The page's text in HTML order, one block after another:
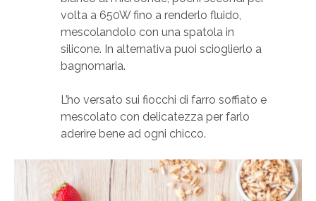
volta a 650W fino a renderlo fluido,
mescolandolo con una spatola in
silicone. In alternativa puoi scioglierlo a
bagnomaria.
L’ho versato sui fiocchi di farro soffiato e
mescolato con delicatezza per farlo
aderire bene ad ogni chicco.